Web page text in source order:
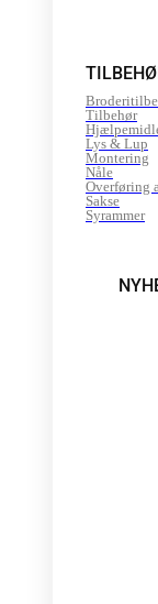
Tilbehør
Lys & Lup
Montering
Nåle
Overføring
Sakse
Syrammer